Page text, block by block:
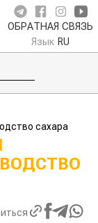
ОБРАТНАЯ СВЯЗЬ
Язык RU
сахара